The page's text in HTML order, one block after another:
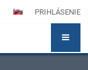
PRIHLÁSENIE